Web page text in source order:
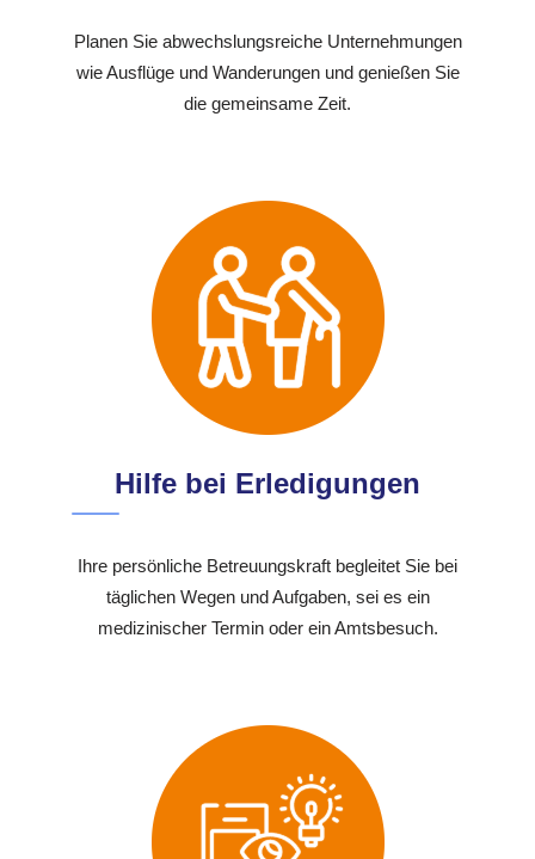
Planen Sie abwechslungsreiche Unternehmungen
wie Ausflüge und Wanderungen und genießen Sie
die gemeinsame Zeit.
Hilfe bei Erledigungen
Ihre persönliche Betreuungskraft begleitet Sie bei
täglichen Wegen und Aufgaben, sei es ein
medizinischer Termin oder ein Amtsbesuch.